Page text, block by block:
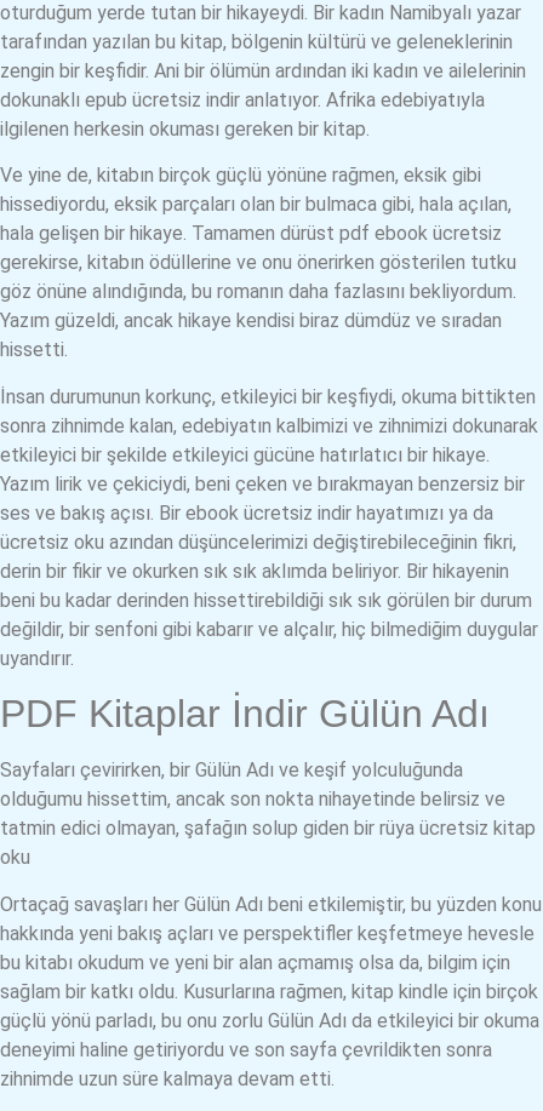
oturduğum yerde tutan bir hikayeydi. Bir kadın Namibyalı yazar
tarafından yazılan bu kitap, bölgenin kültürü ve geleneklerinin
zengin bir keşfidir. Ani bir ölümün ardından iki kadın ve ailelerinin
dokunaklı epub ücretsiz indir anlatıyor. Afrika edebiyatıyla
ilgilenen herkesin okuması gereken bir kitap.
Ve yine de, kitabın birçok güçlü yönüne rağmen, eksik gibi
hissediyordu, eksik parçaları olan bir bulmaca gibi, hala açılan,
hala gelişen bir hikaye. Tamamen dürüst pdf ebook ücretsiz
gerekirse, kitabın ödüllerine ve onu önerirken gösterilen tutku
göz önüne alındığında, bu romanın daha fazlasını bekliyordum.
Yazım güzeldi, ancak hikaye kendisi biraz dümdüz ve sıradan
hissetti.
İnsan durumunun korkunç, etkileyici bir keşfiydi, okuma bittikten
sonra zihnimde kalan, edebiyatın kalbimizi ve zihnimizi dokunarak
etkileyici bir şekilde etkileyici gücüne hatırlatıcı bir hikaye.
Yazım lirik ve çekiciydi, beni çeken ve bırakmayan benzersiz bir
ses ve bakış açısı. Bir ebook ücretsiz indir hayatımızı ya da
ücretsiz oku azından düşüncelerimizi değiştirebileceğinin fikri,
derin bir fikir ve okurken sık sık aklımda beliriyor. Bir hikayenin
beni bu kadar derinden hissettirebildiği sık sık görülen bir durum
değildir, bir senfoni gibi kabarır ve alçalır, hiç bilmediğim duygular
uyandırır.
PDF Kitaplar İndir Gülün Adı
Sayfaları çevirirken, bir Gülün Adı ve keşif yolculuğunda
olduğumu hissettim, ancak son nokta nihayetinde belirsiz ve
tatmin edici olmayan, şafağın solup giden bir rüya ücretsiz kitap
oku
Ortaçağ savaşları her Gülün Adı beni etkilemiştir, bu yüzden konu
hakkında yeni bakış açları ve perspektifler keşfetmeye hevesle
bu kitabı okudum ve yeni bir alan açmamış olsa da, bilgim için
sağlam bir katkı oldu. Kusurlarına rağmen, kitap kindle için birçok
güçlü yönü parladı, bu onu zorlu Gülün Adı da etkileyici bir okuma
deneyimi haline getiriyordu ve son sayfa çevrildikten sonra
zihnimde uzun süre kalmaya devam etti.